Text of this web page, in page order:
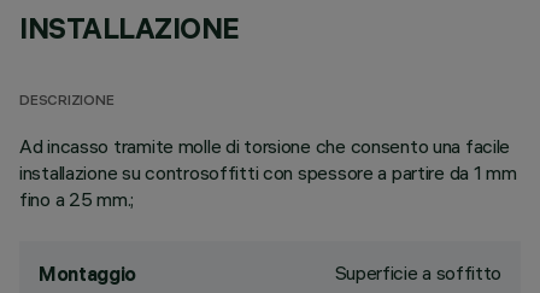
INSTALLAZIONE
DESCRIZIONE
Ad incasso tramite molle di torsione che consento una facile
installazione su controsoffitti con spessore a partire da 1 mm
fino a 25 mm.;
Montaggio Superficie a soffitto